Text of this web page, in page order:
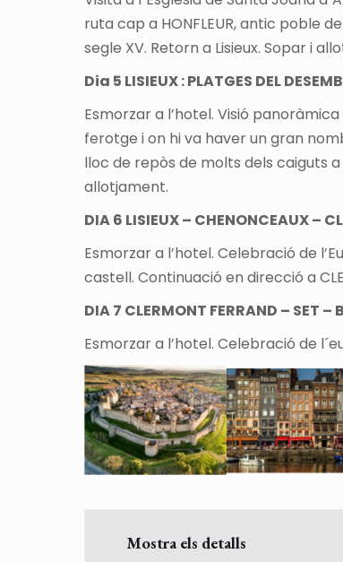
ruta cap a HONFLEUR, antic poble
segle XV. Retorn a Lisieux. Sopar i
Dia 5 LISIEUX : PLATGES DEL
Esmorzar a l’hotel. Visió
ferotge i on hi va haver un gran
lloc de repòs de molts dels caiguts a
allotjament.
DIA 6 LISIEUX – CHENONCEAUX –
Esmorzar a l’hotel. Celebració de
castell. Continuació en direcció a
DIA 7 CLERMONT FERRAND – SET –
Esmorzar a l’hotel. Celebració de
Mostra els detalls